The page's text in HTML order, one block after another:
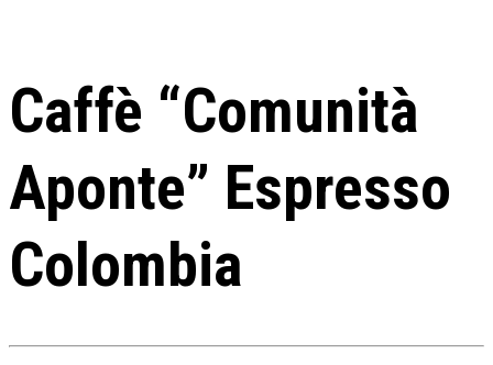
Caffè “Comunità
Aponte” Espresso
Colombia